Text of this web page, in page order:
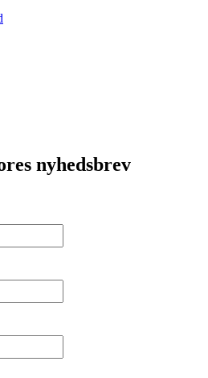
nyhedsbrev